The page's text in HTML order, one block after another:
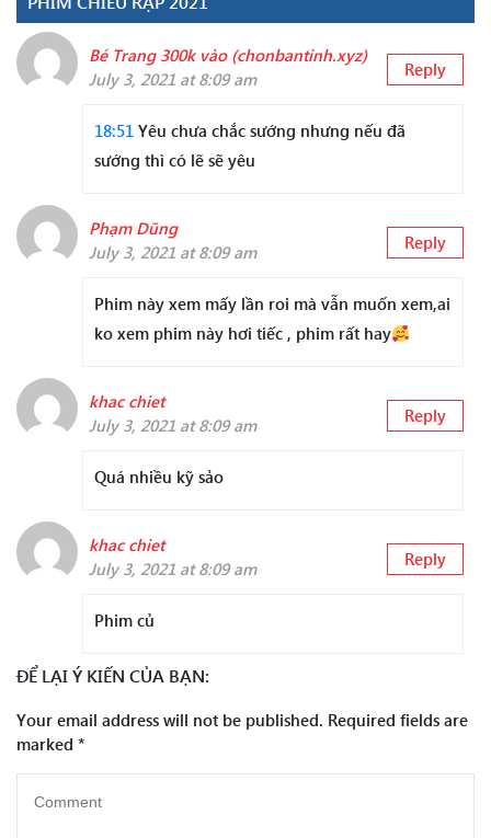
Bé Trang 300k vào (chonbantinh.xyz)
July 3, 2021 at 8:09 am
Reply
18:51 Yêu chưa chắc sướng nhưng nếu đã
sướng thì có lẽ sẽ yêu
Phạm Dũng
July 3, 2021 at 8:09 am
Reply
Phim này xem mấy lần roi mà vẫn muốn xem,ai
ko xem phim này hơi tiếc , phim rất hay
khac chiet
July 3, 2021 at 8:09 am
Reply
Quá nhiều kỹ sảo
khac chiet
July 3, 2021 at 8:09 am
Reply
Phim củ
ĐỂ LẠI Ý KIẾN CỦA BẠN:
Your email address will not be published. Required fields are
marked *